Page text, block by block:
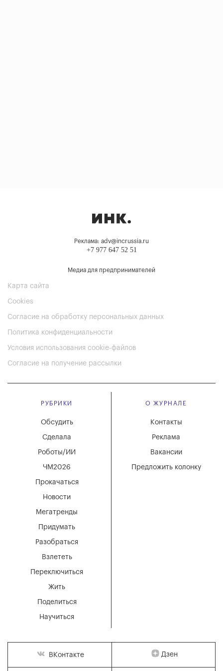
Реклама: adv@incrussia.ru
+7 977 647 52 51
Медиа для предпринимателей
Карта сайта
Cookies
Согласие на обработку персональных данных
Политика конфиденциальности
Условия использования cookie-файлов
Согласие на получение рассылки
РУБРИКИ
Мегатренды
Придумать
Разобраться
Взлететь
Новости
Переключиться
Жить
Поделиться
Научиться
Обсудить
Сделала
Роботы/ИИ
ЧМ2026
Прокачаться
О ЖУРНАЛЕ
Вакансии
Реклама
Контакты
Предложить колонку
ВКонтакте Дзен